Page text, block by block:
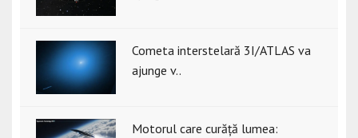
Cometa interstelară 3I/ATLAS va
ajunge v..
Motorul care curăță lumea: